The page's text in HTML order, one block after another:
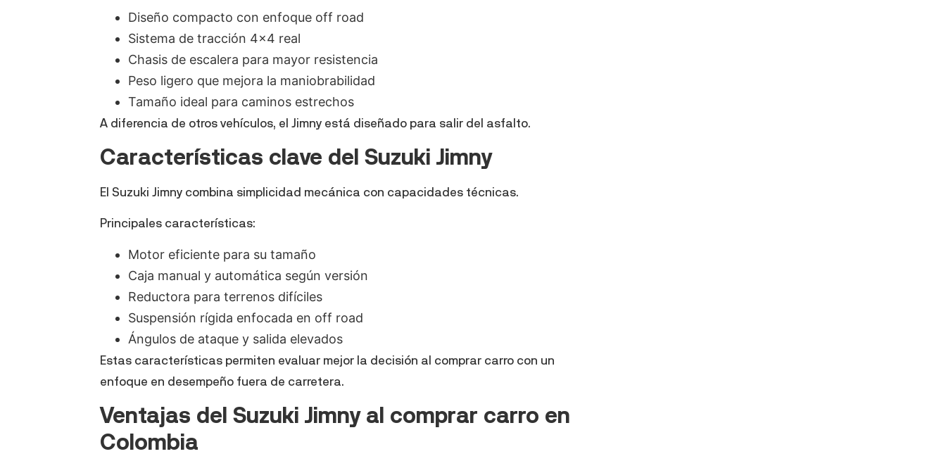
Diseño compacto con enfoque off road
Sistema de tracción 4×4 real
Chasis de escalera para mayor resistencia
Peso ligero que mejora la maniobrabilidad
Tamaño ideal para caminos estrechos
A diferencia de otros vehículos, el Jimny está diseñado para salir del asfalto.
Características clave del Suzuki Jimny
El Suzuki Jimny combina simplicidad mecánica con capacidades técnicas.
Principales características:
Motor eficiente para su tamaño
Caja manual y automática según versión
Reductora para terrenos difíciles
Suspensión rígida enfocada en off road
Ángulos de ataque y salida elevados
Estas características permiten evaluar mejor la decisión al comprar carro con un
enfoque en desempeño fuera de carretera.
Ventajas del Suzuki Jimny al comprar carro en
Colombia